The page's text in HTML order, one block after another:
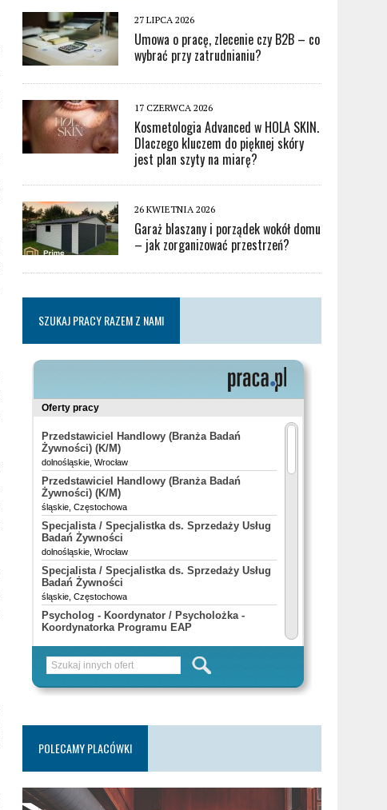
27 LIPCA 2026
Umowa o pracę, zlecenie czy B2B – co
wybrać przy zatrudnianiu?
17 CZERWCA 2026
Kosmetologia Advanced w HOLA SKIN.
Dlaczego kluczem do pięknej skóry
jest plan szyty na miarę?
26 KWIETNIA 2026
Garaż blaszany i porządek wokół domu
– jak zorganizować przestrzeń?
SZUKAJ PRACY RAZEM Z NAMI
POLECAMY PLACÓWKI